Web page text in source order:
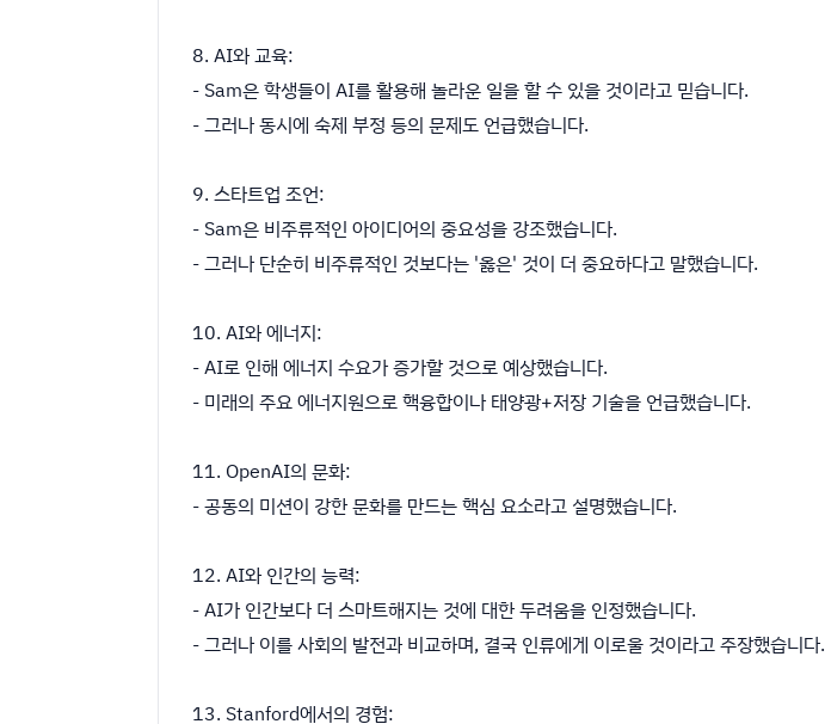
8. AI와 교육:
- Sam은 학생들이 AI를 활용해 놀라운 일을 할 수 있을 것이라고 믿습니다.
- 그러나 동시에 숙제 부정 등의 문제도 언급했습니다.
9. 스타트업 조언:
- Sam은 비주류적인 아이디어의 중요성을 강조했습니다.
- 그러나 단순히 비주류적인 것보다는 '옳은' 것이 더 중요하다고 말했습니다.
10. AI와 에너지:
- AI로 인해 에너지 수요가 증가할 것으로 예상했습니다.
- 미래의 주요 에너지원으로 핵융합이나 태양광+저장 기술을 언급했습니다.
11. OpenAI의 문화:
- 공동의 미션이 강한 문화를 만드는 핵심 요소라고 설명했습니다.
12. AI와 인간의 능력:
- AI가 인간보다 더 스마트해지는 것에 대한 두려움을 인정했습니다.
- 그러나 이를 사회의 발전과 비교하며, 결국 인류에게 이로울 것이라고 주장했습니다.
13. Stanford에서의 경험: